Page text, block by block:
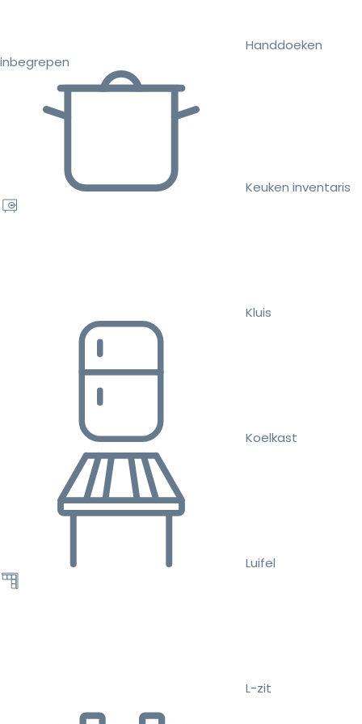
Handdoeken
inbegrepen
Keuken inventaris
Kluis
Koelkast
Luifel
L-zit